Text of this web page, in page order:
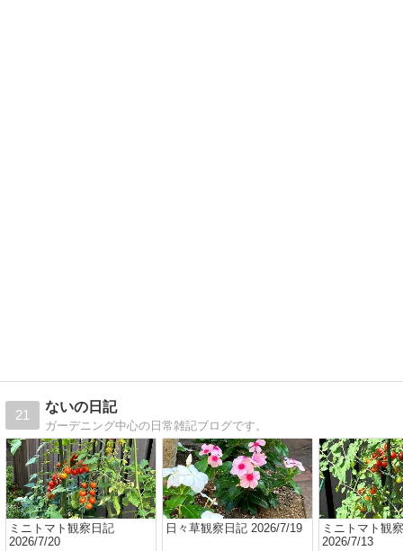
21
ないの日記
ガーデニング中心の日常雑記ブログです。
ミニトマト観察日記
2026/7/20
日々草観察日記 2026/7/19
ミニトマト観
2026/7/13